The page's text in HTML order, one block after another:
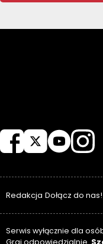
Redakcja Dołącz do nas!
Serwis wyłącznie dla
Graj odpowiedzialnie.